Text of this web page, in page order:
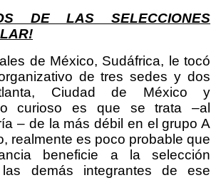
DE LAS SELECCIONES
de México, Sudáfrica, le tocó
de tres sedes y dos
Ciudad de México y
curioso es que se trata –al
– de la más débil en el grupo A
realmente es poco probable que
beneficie a la selección
demás integrantes de ese